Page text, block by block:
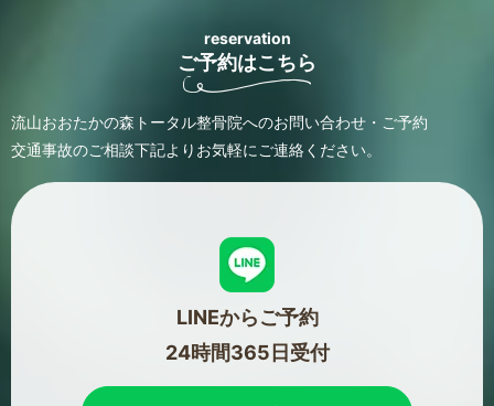
reservation
ご予約はこちら
流山おおたかの森トータル整骨院へのお問い合わせ・ご予約
交通事故のご相談下記よりお気軽にご連絡ください。
LINEからご予約
24時間365日受付